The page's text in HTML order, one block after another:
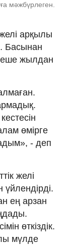
мәжбүрлеген.
арқылы
Басынан
жылдан
өмірге
- деп
желі
үйлендірді.
ең арзан
өткіздік.
мүлде